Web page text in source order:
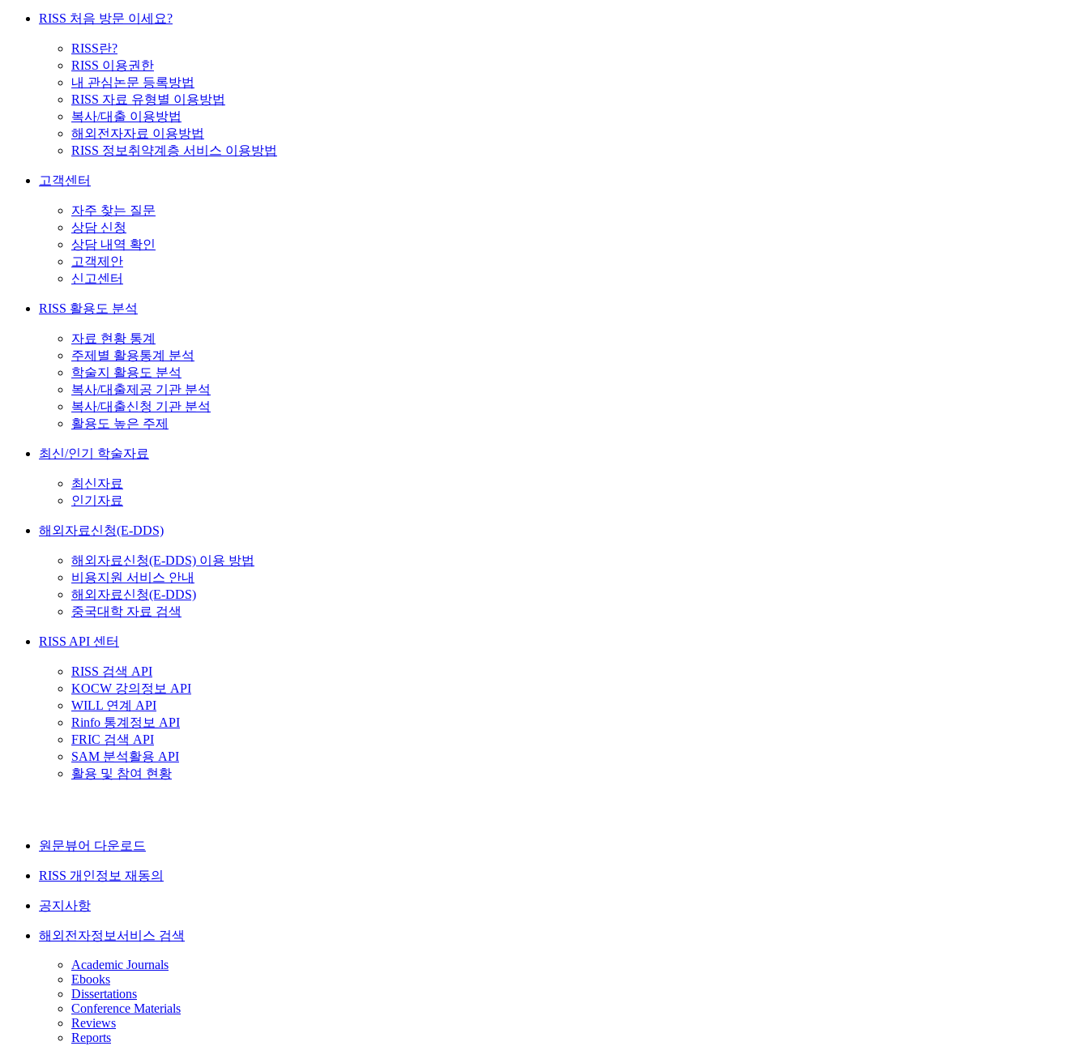
RISS 처음 방문 이세요?
RISS란?
RISS 이용권한
내 관심논문 등록방법
RISS 자료 유형별 이용방법
복사/대출 이용방법
해외전자자료 이용방법
RISS 정보취약계층 서비스 이용방법
고객센터
자주 찾는 질문
상담 신청
상담 내역 확인
고객제안
신고센터
RISS 활용도 분석
자료 현황 통계
주제별 활용통계 분석
학술지 활용도 분석
복사/대출제공 기관 분석
복사/대출신청 기관 분석
활용도 높은 주제
최신/인기 학술자료
최신자료
인기자료
해외자료신청(E-DDS)
해외자료신청(E-DDS) 이용 방법
비용지원 서비스 안내
해외자료신청(E-DDS)
중국대학 자료 검색
RISS API 센터
RISS 검색 API
KOCW 강의정보 API
WILL 연계 API
Rinfo 통계정보 API
FRIC 검색 API
SAM 분석활용 API
활용 및 참여 현황
원문뷰어 다운로드
RISS 개인정보 재동의
공지사항
해외전자정보서비스 검색
Academic Journals
Ebooks
Dissertations
Conference Materials
Reviews
Reports